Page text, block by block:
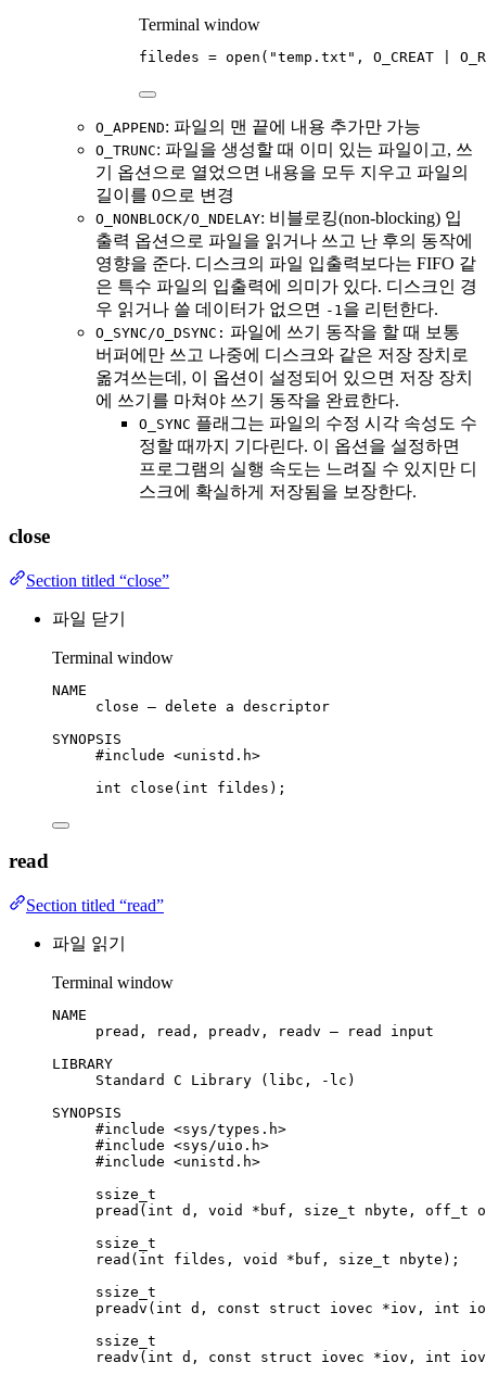
Terminal window
filedes = open ( "temp.txt" , O_CREAT
O_APPEND: 파일의 맨 끝에 내용 추가만 가능
O_TRUNC: 파일을 생성할 때 이미 있는 파일이고, 쓰
기 옵션으로 열었으면 내용을 모두 지우고 파일의
길이를 0으로 변경
O_NONBLOCK/O_NDELAY: 비블로킹(non-blocking) 입
출력 옵션으로 파일을 읽거나 쓰고 난 후의 동작에
영향을 준다. 디스크의 파일 입출력보다는 FIFO 같
은 특수 파일의 입출력에 의미가 있다. 디스크인 경
우 읽거나 쓸 데이터가 없으면 -1을 리턴한다.
O_SYNC/O_DSYNC: 파일에 쓰기 동작을 할 때 보통
버퍼에만 쓰고 나중에 디스크와 같은 저장 장치로
옮겨쓰는데, 이 옵션이 설정되어 있으면 저장 장치
에 쓰기를 마쳐야 쓰기 동작을 완료한다.
O_SYNC 플래그는 파일의 수정 시각 속성도 수
정할 때까지 기다린다. 이 옵션을 설정하면
프로그램의 실행 속도는 느려질 수 있지만 디
스크에 확실하게 저장됨을 보장한다.
close
Section titled “close”
파일 닫기
Terminal window
NAME
close – delete a descriptor
SYNOPSIS
#include <unistd.h>
int
close ( int fildes );
read
Section titled “read”
파일 읽기
Terminal window
NAME
pread,
read, preadv, readv – read
input
LIBRARY
Standard
C Library (libc, -lc )
SYNOPSIS
#include <sys/types.h>
#include <sys/uio.h>
#include <unistd.h>
ssize_t
pread(int d, void * buf, size_t nbyte, off_t
ssize_t
read ( int fildes, void * buf, size_t nbyte );
ssize_t
preadv(int d, const struct iovec *iov, int
ssize_t
readv(int d, const struct iovec *iov, int